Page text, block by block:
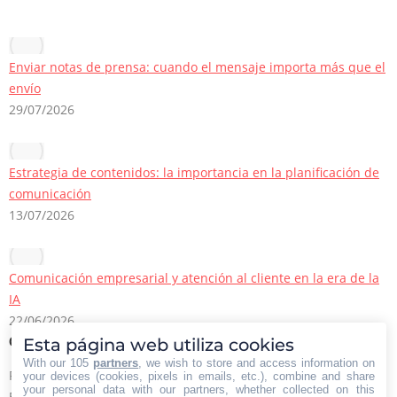
Enviar notas de prensa: cuando el mensaje importa más que el
envío
29/07/2026
Estrategia de contenidos: la importancia en la planificación de
comunicación
13/07/2026
Comunicación empresarial y atención al cliente en la era de la
IA
22/06/2026
Contacto Iberian Press
Principales vías de contacto:
Esta página web utiliza cookies
With our 105 partners , we wish to store and access information on
your devices (cookies, pixels in emails, etc.), combine and share
your personal data with our partners, whether collected on this